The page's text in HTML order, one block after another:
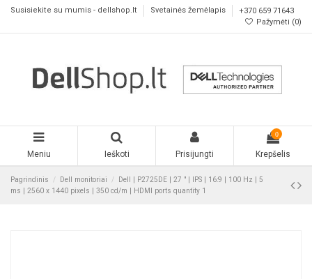
Susisiekite su mumis - dellshop.lt Svetainės žemėlapis
+370 659 71643
Pažymėti (0)
Meniu Ieškoti Prisijungti
0
Krepšelis
Pagrindinis Dell monitoriai
Dell | P2725DE | 27 " | IPS | 16:9 | 100 Hz | 5
ms | 2560 x 1440 pixels | 350 cd/m | HDMI ports quantity 1